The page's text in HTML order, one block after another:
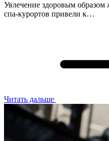
Увлечение здоровым образом
спа-курортов привели к…
Читать дальше